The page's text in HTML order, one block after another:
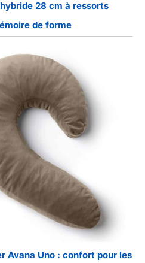
28 cm à ressorts
de forme
Avana Uno : confort pour les